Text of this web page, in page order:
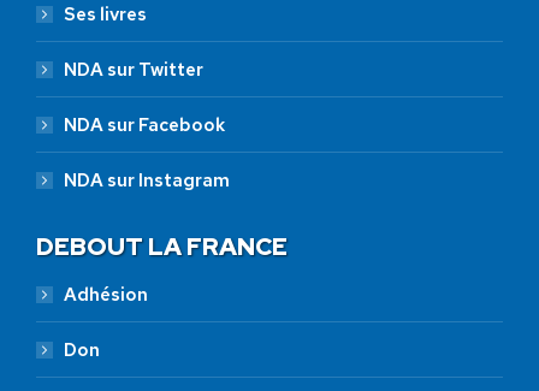
Ses livres
NDA sur Twitter
NDA sur Facebook
NDA sur Instagram
DEBOUT LA FRANCE
Adhésion
Don